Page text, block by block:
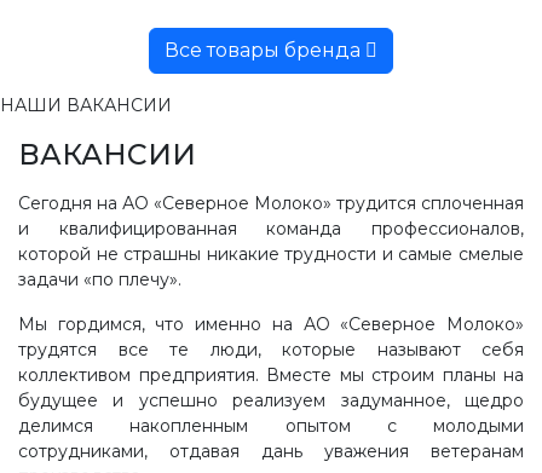
Все товары бренда
НАШИ ВАКАНСИИ
ВАКАНСИИ
Сегодня на АО «Северное Молоко» трудится сплоченная
и квалифицированная команда профессионалов,
которой не страшны никакие трудности и самые смелые
задачи «по плечу».
Мы гордимся, что именно на АО «Северное Молоко»
трудятся все те люди, которые называют себя
коллективом предприятия. Вместе мы строим планы на
будущее и успешно реализуем задуманное, щедро
делимся накопленным опытом с молодыми
сотрудниками, отдавая дань уважения ветеранам